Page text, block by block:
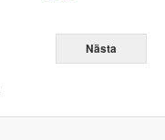
Nästa